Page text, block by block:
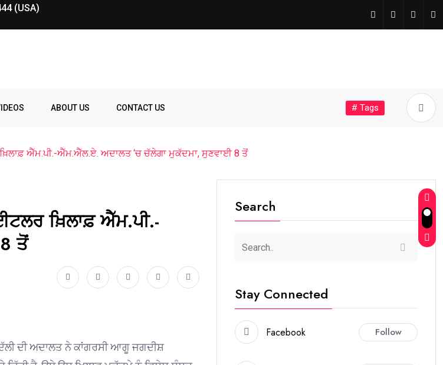
(USA)
ABOUT US CONTACT US # Tags
ਖ਼ਿਲਾਫ਼ ਐੱਮ.ਪੀ.-ਐੱਮ.ਐੱਲ.ਏ. ਅਦਾਲਤ ‘ਚ ਚੱਲੇਗਾ ਮੁਕੱਦਮਾ, ਸੁਣਵਾਈ 8 ਤੋਂ
ਖ਼ਿਲਾਫ਼ ਐੱਮ.ਪੀ.-
ਤੋਂ
ਦੀ ਅਦਾਲਤ ਨੇ ਕਾਂਗਰਸੀ ਆਗੂ ਜਗਦੀਸ਼
Search
Stay Connected
Facebook Follow